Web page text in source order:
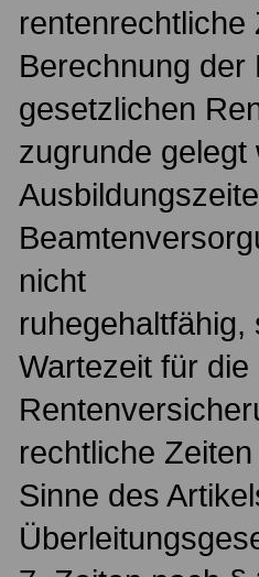
rentenrechtliche
Berechnung der
gesetzlichen
zugrunde gelegt
nicht
ruhegehaltfähig,
Wartezeit für
rechtliche
Sinne des